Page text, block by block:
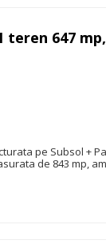
teren 647
pe Subsol +
de 843 mp,